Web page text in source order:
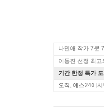
나민애 작가 7문
이동진 선정 최고
기간 한정 특가 도
오직, 예스24에